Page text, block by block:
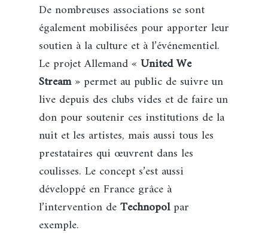
De nombreuses associations se sont
également mobilisées pour apporter leur
soutien à la culture et à l’événementiel.
Le projet Allemand « United We
Stream» permet au public de suivre un
live depuis des clubs vides et de faire un
don pour soutenir ces institutions de la
nuit et les artistes, mais aussi tous les
prestataires qui œuvrent dans les
coulisses. Le concept s’est aussi
développé en France grâce à
l’intervention deTechnopolpar
exemple.